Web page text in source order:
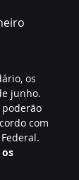
junho.
poderão
com